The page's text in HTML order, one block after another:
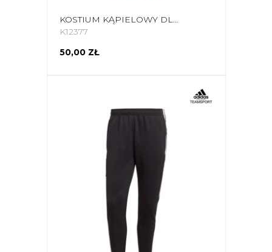
KOSTIUM KĄPIELOWY DLA DZIEWCZYNKI CROWELL SWAN KOL.04 RÓŻOWO-POMARAŃCZOWO-ŻÓŁTY
K12377
50,00 ZŁ